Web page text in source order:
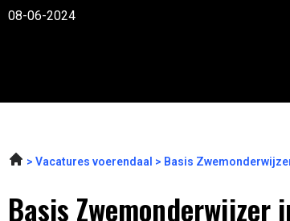
08-06-2024
Vacatures voerendaal Basis
Basis Zwemonderwijzer